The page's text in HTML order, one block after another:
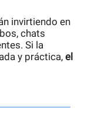
invirtiendo en
chats
Si la
y práctica, el